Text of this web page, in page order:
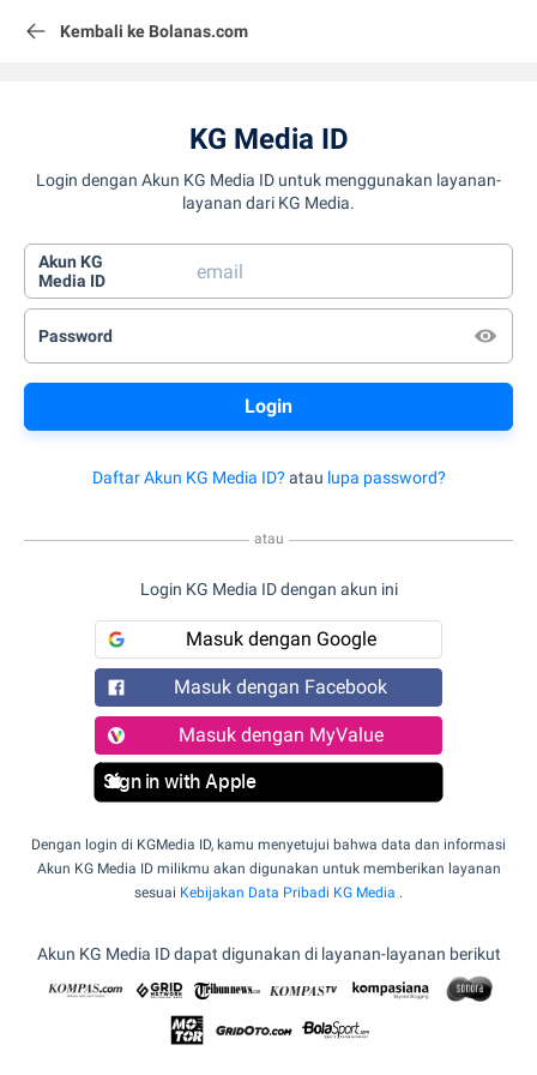
Kembali ke Bolanas.com
KG Media ID
Login dengan Akun KG Media ID untuk menggunakan layanan-
layanan dari KG Media.
Akun KG
Media ID
Password
Daftar Akun KG Media ID? atau lupa password?
atau
Login KG Media ID dengan akun ini
Masuk dengan Google
Masuk dengan Facebook
Masuk dengan MyValue
Sign in with Apple
Dengan login di KGMedia ID, kamu menyetujui bahwa data dan informasi
Akun KG Media ID milikmu akan digunakan untuk memberikan layanan
sesuai Kebijakan Data Pribadi KG Media .
Akun KG Media ID dapat digunakan di layanan-layanan berikut